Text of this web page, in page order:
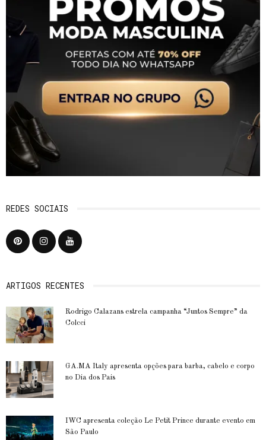
REDES SOCIAIS
ARTIGOS RECENTES
Rodrigo Calazans estrela campanha “Juntos Sempre” da
Colcci
GA.MA Italy apresenta opções para barba, cabelo e corpo
no Dia dos Pais
IWC apresenta coleção Le Petit Prince durante evento em
São Paulo